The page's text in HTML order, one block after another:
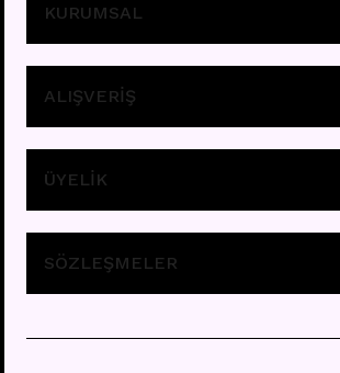
KURUMSAL
ALIŞVERİŞ
ÜYELİK
SÖZLEŞMELER